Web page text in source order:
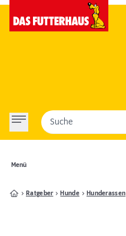
Menü
Suche
Ratgeber Hunde Hunderassen